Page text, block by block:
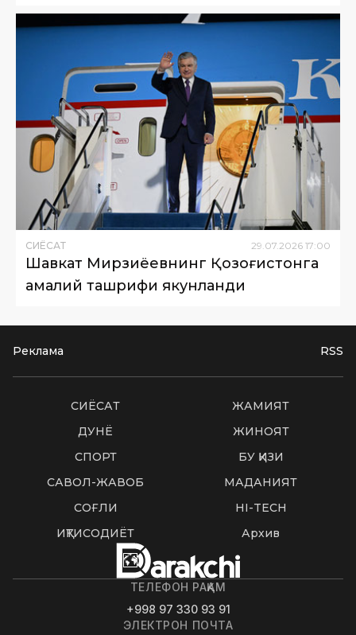
СИËСАТ 29.07.2026 17:00
Шавкат Мирзиёевнинг Қозоғистонга
амалий ташрифи якунланди
Реклама RSS
СИËСАТ
ЖАМИЯТ
ДУНË
ЖИНОЯТ
СПОРТ
БУ ҚИЗИҚ
САВОЛ-ЖАВОБ
МАДАНИЯТ
СОҒЛИҚ
HI-TECH
ИҚТИСОДИЁТ
Архив
ТЕЛЕФОН РАҚАМ
+998 97 330 93 91
ЭЛЕКТРОН ПОЧТА